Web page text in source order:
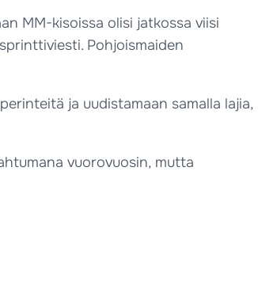
MM-kisoissa olisi jatkossa viisi
Pohjoismaiden
ja uudistamaan samalla lajia,
vuorovuosin, mutta